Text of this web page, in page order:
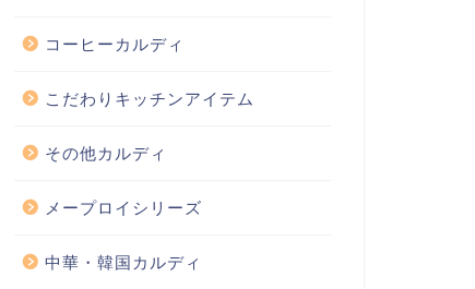
コーヒーカルディ
こだわりキッチンアイテム
その他カルディ
メープロイシリーズ
中華・韓国カルディ